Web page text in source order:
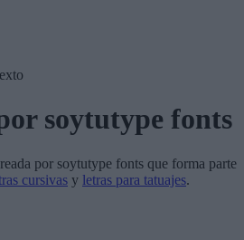
soytutype fonts
por soytutype fonts que forma parte
cursivas y letras para tatuajes.